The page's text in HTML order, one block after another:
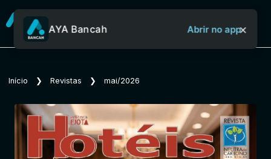
Sobre o Aya Bancah
Início
AYA Bancah Abrir no app×
Início ❯ Revistas ❯ mai/2026